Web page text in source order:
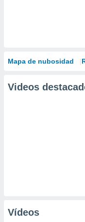
Mapa de nubosidad
Videos
Vídeos